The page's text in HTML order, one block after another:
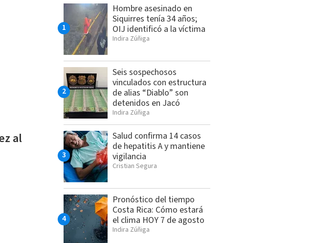
al
Hombre asesinado en
Siquirres tenía 34 años;
OIJ identificó a la víctima
Indira Zúñiga
Seis sospechosos
vinculados con estructura
de alias “Diablo” son
detenidos en Jacó
Indira Zúñiga
Salud confirma 14 casos
de hepatitis A y mantiene
vigilancia
Cristian Segura
Pronóstico del tiempo
Costa Rica: Cómo estará
el clima HOY 7 de agosto
Indira Zúñiga